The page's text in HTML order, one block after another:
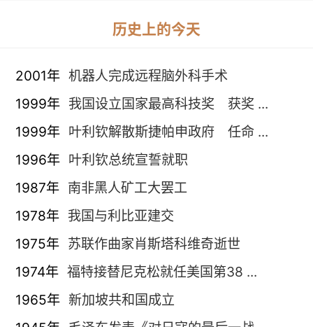
历史上的今天
2001年 机器人完成远程脑外科手术
1999年 我国设立国家最高科技奖 获奖 ...
1999年 叶利钦解散斯捷帕申政府 任命 ...
1996年 叶利钦总统宣誓就职
1987年 南非黑人矿工大罢工
1978年 我国与利比亚建交
1975年 苏联作曲家肖斯塔科维奇逝世
1974年 福特接替尼克松就任美国第38 ...
1965年 新加坡共和国成立